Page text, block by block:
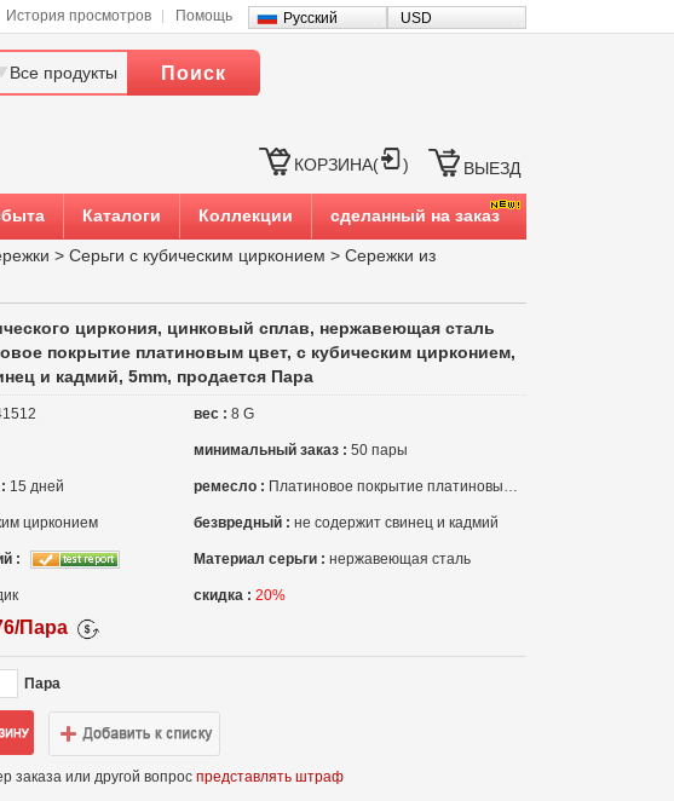
История просмотров Помощь Русский USD
Все продукты Поиск
КОРЗИНА( ) ВЫЕЗД
Каталоги Коллекции сделанный на заказ
> Серьги с кубическим цирконием > Сережки из
циркония, цинковый сплав, нержавеющая сталь
покрытие платиновым цвет, с кубическим цирконием,
и кадмий, 5mm, продается Пара
вес : 8 G
минимальный заказ : 50 пары
15 дней ремесло : Платиновое покрытие платиновым цвет
цирконием безвредный : не содержит свинец и кадмий
: Материал серьги : нержавеющая сталь
скидка : 20%
Пара
Пара
заказа или другой вопрос представлять штраф